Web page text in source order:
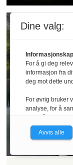
Dine valg:
For å gi deg
informasjon fra
deg mot dette
For øvrig bruker
analyse, for å
du få relevante
nettverket
Avvis alle